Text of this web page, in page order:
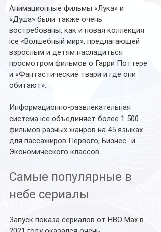
Анимационные фильмы «Лука» и
«Душа» были также очень
востребованы, как и новая коллекция
ice «Волшебный мир», предлагающей
взрослым и детям насладиться
просмотром фильмов о Гарри Поттере
и «Фантастические твари и где они
обитают».
Информационно-развлекательная
система ice объединяет более 1 500
фильмов разных жанров на 45 языках
для пассажиров Первого, Бизнес- и
Экономического классов.
Самые популярные в
небе сериалы
Запуск показа сериалов от HBO Max в